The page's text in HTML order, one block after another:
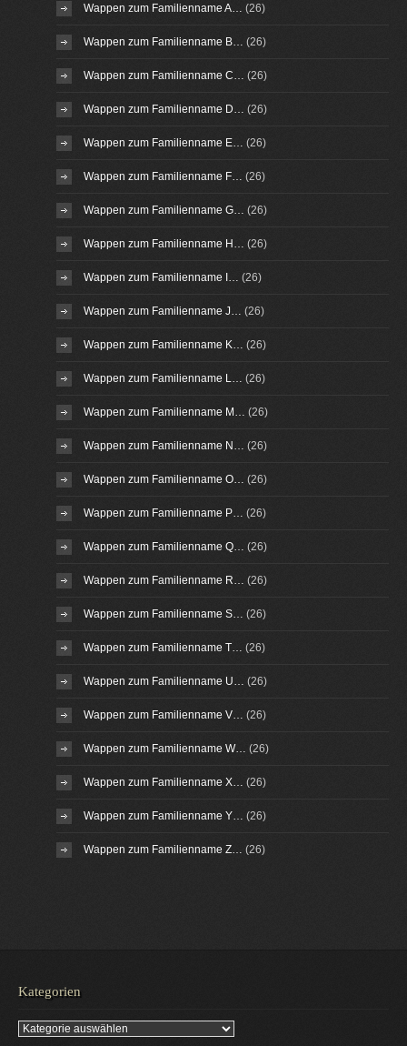
Wappen zum Familienname A… (26)
Wappen zum Familienname B… (26)
Wappen zum Familienname C… (26)
Wappen zum Familienname D… (26)
Wappen zum Familienname E… (26)
Wappen zum Familienname F… (26)
Wappen zum Familienname G… (26)
Wappen zum Familienname H… (26)
Wappen zum Familienname I… (26)
Wappen zum Familienname J… (26)
Wappen zum Familienname K… (26)
Wappen zum Familienname L… (26)
Wappen zum Familienname M… (26)
Wappen zum Familienname N… (26)
Wappen zum Familienname O… (26)
Wappen zum Familienname P… (26)
Wappen zum Familienname Q… (26)
Wappen zum Familienname R… (26)
Wappen zum Familienname S… (26)
Wappen zum Familienname T… (26)
Wappen zum Familienname U… (26)
Wappen zum Familienname V… (26)
Wappen zum Familienname W… (26)
Wappen zum Familienname X… (26)
Wappen zum Familienname Y… (26)
Wappen zum Familienname Z… (26)
Kategorien
Kategorien